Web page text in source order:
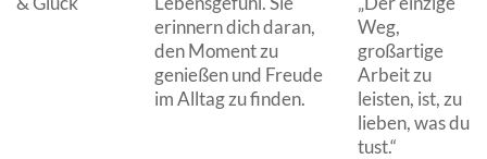
erinnern dich daran,
den Moment zu
genießen und Freude
im Alltag zu finden.
Weg,
großartige
Arbeit zu
leisten, ist, zu
lieben, was du
tust.“